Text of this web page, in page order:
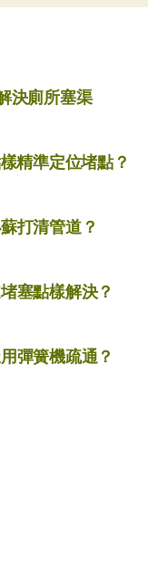
決廁所塞渠
精準定位堵點？
打清管道？
塞點樣解決？
彈簧機疏通？